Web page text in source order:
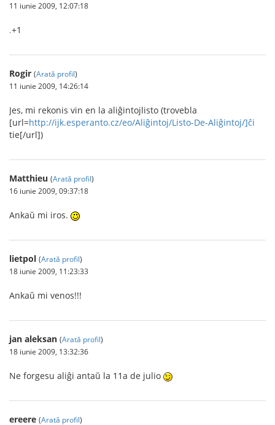
11 iunie 2009, 12:07:18
.+1
Rogir (Arată profil)
11 iunie 2009, 14:26:14
Jes, mi rekonis vin en la aliĝintojlisto (trovebla
[url=http://ijk.esperanto.cz/eo/Aliĝintoj/Listo-De-Aliĝintoj/]ĉi
tie[/url])
Matthieu (Arată profil)
16 iunie 2009, 09:37:18
Ankaŭ mi iros.
lietpol (Arată profil)
18 iunie 2009, 11:23:33
Ankaŭ mi venos!!!
jan aleksan (Arată profil)
18 iunie 2009, 13:32:36
Ne forgesu aliĝi antaŭ la 11a de julio
ereere (Arată profil)